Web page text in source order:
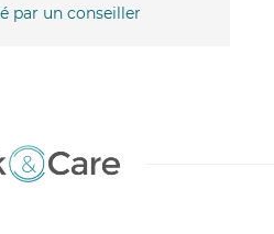
par un conseiller